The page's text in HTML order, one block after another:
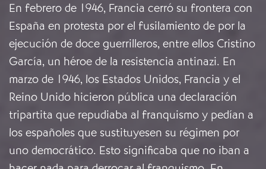
En febrero de 1946, Francia cerró su frontera con
España en protesta por el fusilamiento de por la
ejecución de doce guerrilleros, entre ellos Cristino
García, un héroe de la resistencia antinazi. En
marzo de 1946, los Estados Unidos, Francia y el
Reino Unido hicieron pública una declaración
tripartita que repudiaba al franquismo y pedían a
los españoles que sustituyesen su régimen por
uno democrático. Esto significaba que no iban a